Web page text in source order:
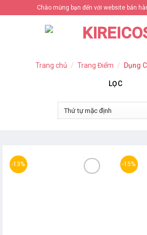
to
Chào mừng bạn đến với website bán
Trang chủ / Trang Điểm / Dụng
LỌC
-13% -15%